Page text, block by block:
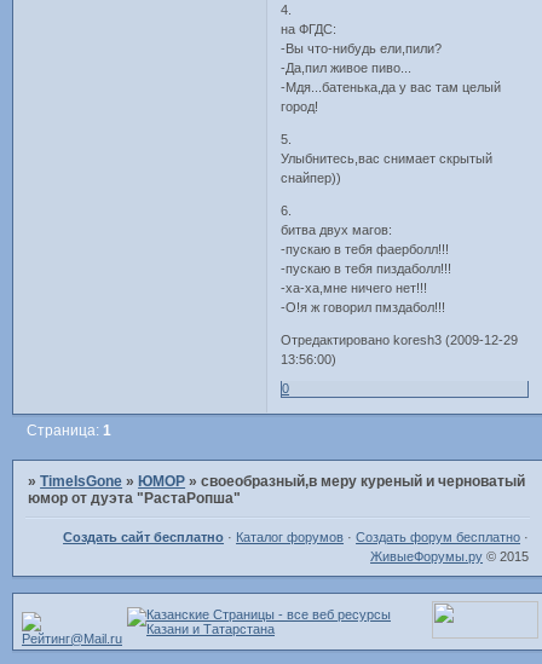
4.
на ФГДС:
-Вы что-нибудь ели,пили?
-Да,пил живое пиво...
-Мдя...батенька,да у вас там целый
город!
5.
Улыбнитесь,вас снимает скрытый
снайпер))
6.
битва двух магов:
-пускаю в тебя фаерболл!!!
-пускаю в тебя пиздаболл!!!
-ха-ха,мне ничего нет!!!
-О!я ж говорил пмздабол!!!
Отредактировано koresh3 (2009-12-29
13:56:00)
0
Страница:1
»TimeIsGone » ЮМОР »своеобразный,в меру куреный и черноватый
юмор от дуэта "РастаРопша"
Создать сайт бесплатно · Каталог форумов ·Создать форум бесплатно ·
ЖивыеФорумы.ру © 2015